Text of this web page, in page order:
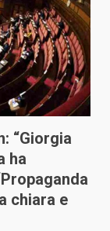
“Giorgia
ha
chiara e